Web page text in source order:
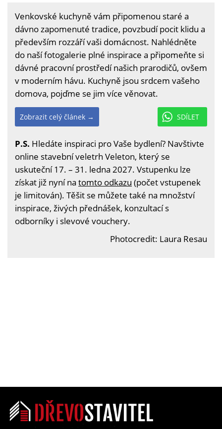
Venkovské kuchyně vám připomenou staré a
dávno zapomenuté tradice, povzbudí pocit klidu a
především rozzáří vaši domácnost. Nahlédněte
do naší fotogalerie plné inspirace a připomeňte si
dávné pracovní prostředí našich prarodičů, ovšem
v moderním hávu. Kuchyně jsou srdcem vašeho
domova, pojďme se jim více věnovat.
SDÍLET
Zobrazit celý článek →
P.S. Hledáte inspiraci pro Vaše bydlení? Navštivte
online stavební veletrh Veleton, který se
uskuteční 17. – 31. ledna 2027. Vstupenku lze
získat již nyní na tomto odkazu (počet vstupenek
je limitován). Těšit se můžete také na množství
inspirace, živých přednášek, konzultací s
odborníky i slevové vouchery.
Photocredit: Laura Resau